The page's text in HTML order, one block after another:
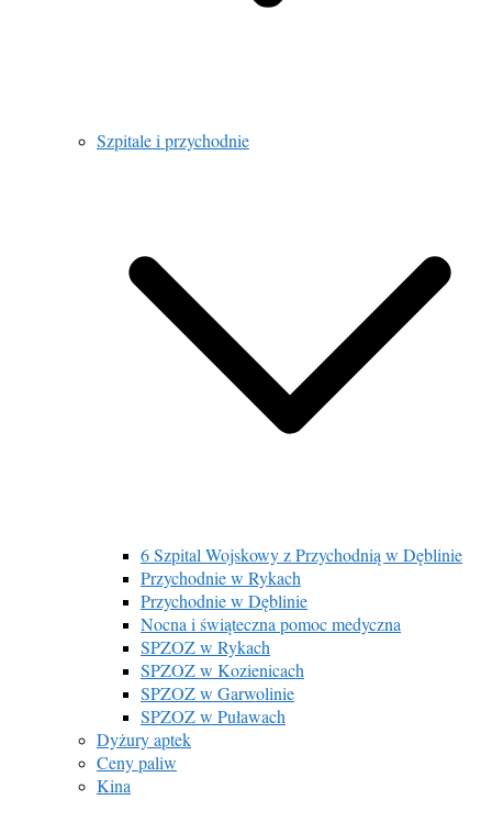
Szpitale i przychodnie
6 Szpital Wojskowy z Przychodnią w Dęblinie
Przychodnie w Rykach
Przychodnie w Dęblinie
Nocna i świąteczna pomoc medyczna
SPZOZ w Rykach
SPZOZ w Kozienicach
SPZOZ w Garwolinie
SPZOZ w Puławach
Dyżury aptek
Ceny paliw
Kina